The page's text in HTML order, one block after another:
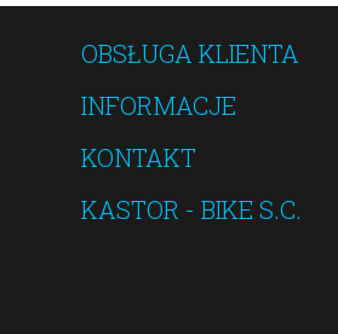
OBSŁUGA KLIENTA
INFORMACJE
KONTAKT
KASTOR - BIKE S.C.